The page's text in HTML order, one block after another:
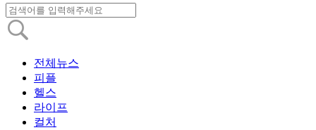
전체뉴스
피플
헬스
라이프
컬처